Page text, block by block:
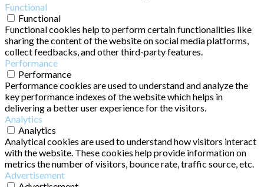
Functional
Functional
Functional cookies help to perform certain functionalities like
sharing the content of the website on social media platforms,
collect feedbacks, and other third-party features.
Performance
Performance
Performance cookies are used to understand and analyze the
key performance indexes of the website which helps in
delivering a better user experience for the visitors.
Analytics
Analytics
Analytical cookies are used to understand how visitors interact
with the website. These cookies help provide information on
metrics the number of visitors, bounce rate, traffic source, etc.
Advertisement